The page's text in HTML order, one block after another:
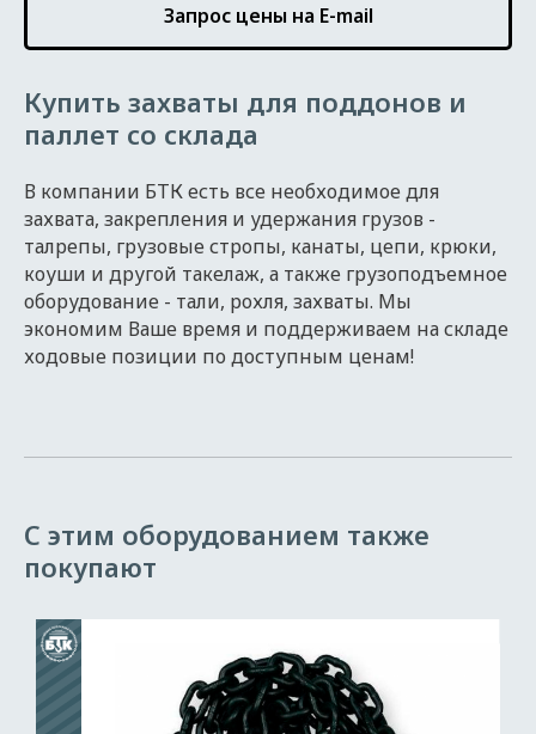
Запрос цены на E-mail
Купить захваты для поддонов и
паллет со склада
В компании БТК есть все необходимое для
захвата, закрепления и удержания грузов -
талрепы, грузовые стропы, канаты, цепи, крюки,
коуши и другой такелаж, а также грузоподъемное
оборудование - тали, рохля, захваты. Мы
экономим Ваше время и поддерживаем на складе
ходовые позиции по доступным ценам!
С этим оборудованием также
покупают